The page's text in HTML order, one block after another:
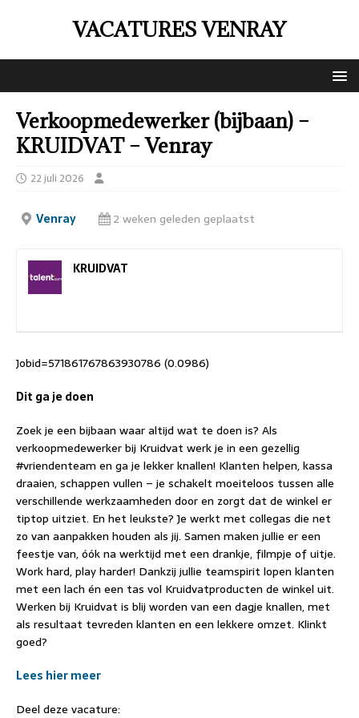
VACATURES VENRAY
Verkoopmedewerker (bijbaan) –
KRUIDVAT – Venray
22 juli 2026
Venray 2 weken geleden geplaatst
KRUIDVAT
Jobid=571861767863930786 (0.0986)
Dit ga je doen
Zoek je een bijbaan waar altijd wat te doen is? Als
verkoopmedewerker bij Kruidvat werk je in een gezellig
#vriendenteam en ga je lekker knallen! Klanten helpen, kassa
draaien, schappen vullen – je schakelt moeiteloos tussen alle
verschillende werkzaamheden door en zorgt dat de winkel er
tiptop uitziet. En het leukste? Je werkt met collegas die net
zo van aanpakken houden als jij. Samen maken jullie er een
feestje van, óók na werktijd met een drankje, filmpje of uitje.
Work hard, play harder! Dankzij jullie teamspirit lopen klanten
met een lach én een tas vol Kruidvatproducten de winkel uit.
Werken bij Kruidvat is blij worden van een dagje knallen, met
als resultaat tevreden klanten en een lekkere omzet. Klinkt
goed?
Lees hier meer
Deel deze vacature: